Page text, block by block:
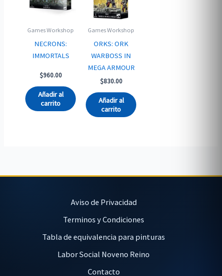
Games Workshop
NECRONS:
IMMORTALS
$960.00
Añadir al
carrito
Games Workshop
ORKS: ORK
WARBOSS IN
MEGA ARMOUR
$830.00
Añadir al
carrito
Aviso de Privacidad
Terminos y Condiciones
Tabla de equivalencia para pinturas
Labor Social Noveno Reino
Contacto